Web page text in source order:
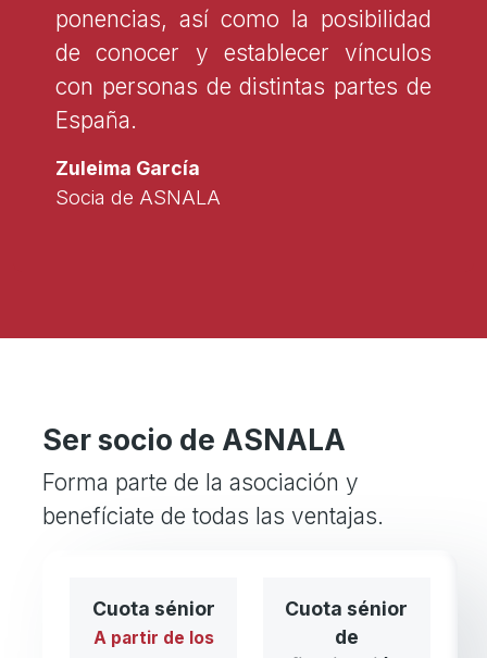
ponencias, así como la posibilidad
de conocer y establecer vínculos
con personas de distintas partes de
España.
Zuleima García
Socia de ASNALA
Ser socio de ASNALA
Forma parte de la asociación y
benefíciate de todas las ventajas.
Cuota sénior
A partir de los
Cuota sénior
de